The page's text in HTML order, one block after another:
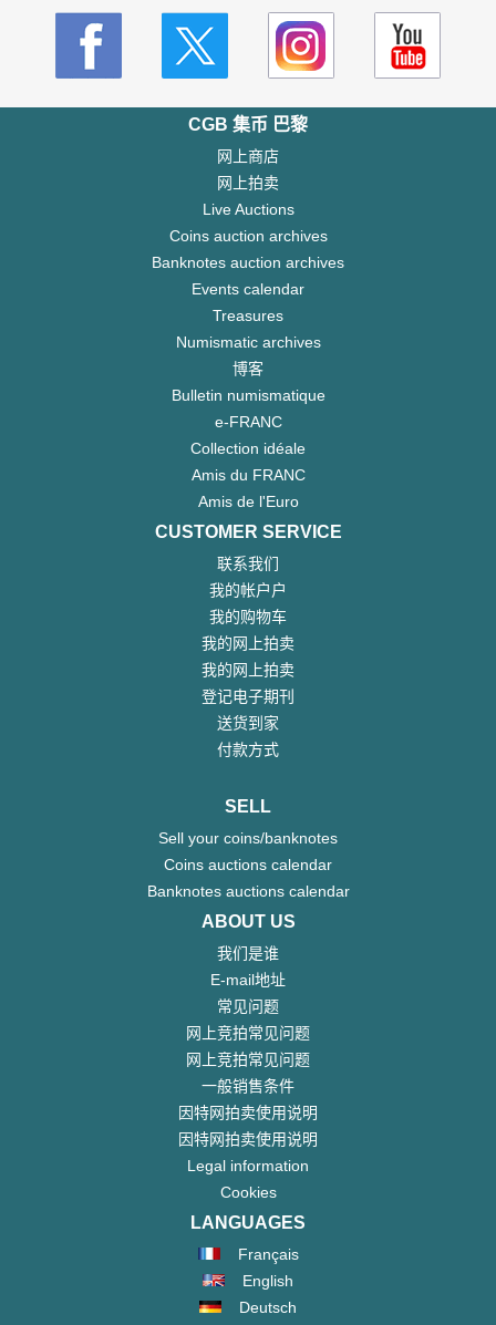
CGB 集币 巴黎
网上商店
网上拍卖
Live Auctions
Coins auction archives
Banknotes auction archives
Events calendar
Treasures
Numismatic archives
博客
Bulletin numismatique
e-FRANC
Collection idéale
Amis du FRANC
Amis de l'Euro
CUSTOMER SERVICE
联系我们
我的帐户户
我的购物车
我的网上拍卖
我的网上拍卖
登记电子期刊
送货到家
付款方式
SELL
Sell your coins/banknotes
Coins auctions calendar
Banknotes auctions calendar
ABOUT US
我们是谁
E-mail地址
常见问题
网上竞拍常见问题
网上竞拍常见问题
一般销售条件
因特网拍卖使用说明
因特网拍卖使用说明
Legal information
Cookies
LANGUAGES
Français
English
Deutsch